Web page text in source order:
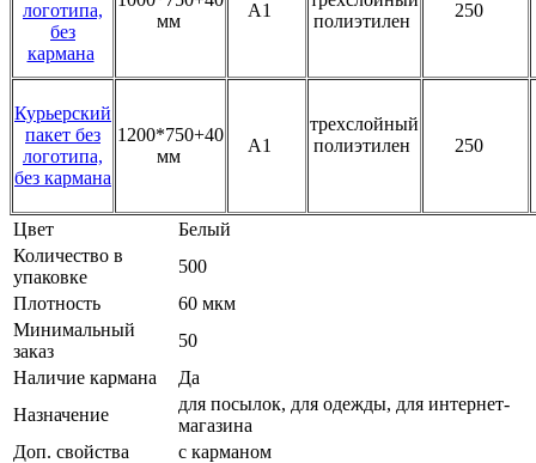
логотипа,
без
кармана
мм
А1
полиэтилен
250
Курьерский
пакет без
логотипа,
без кармана
1200*750+40
мм
А1
трехслойный
полиэтилен
250
Цвет
Белый
Количество в
упаковке
500
Плотность
60 мкм
Минимальный
заказ
50
Наличие кармана
Да
Назначение
для посылок, для одежды, для интернет-
магазина
Доп. свойства
с карманом